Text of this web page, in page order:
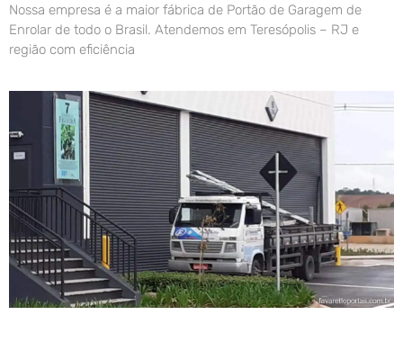
Nossa empresa é a maior fábrica de Portão de Garagem de
Enrolar de todo o Brasil. Atendemos em Teresópolis – RJ e
região com eficiência